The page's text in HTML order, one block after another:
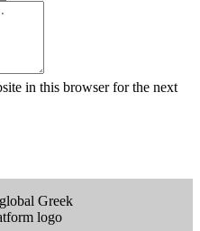
in this browser for the next